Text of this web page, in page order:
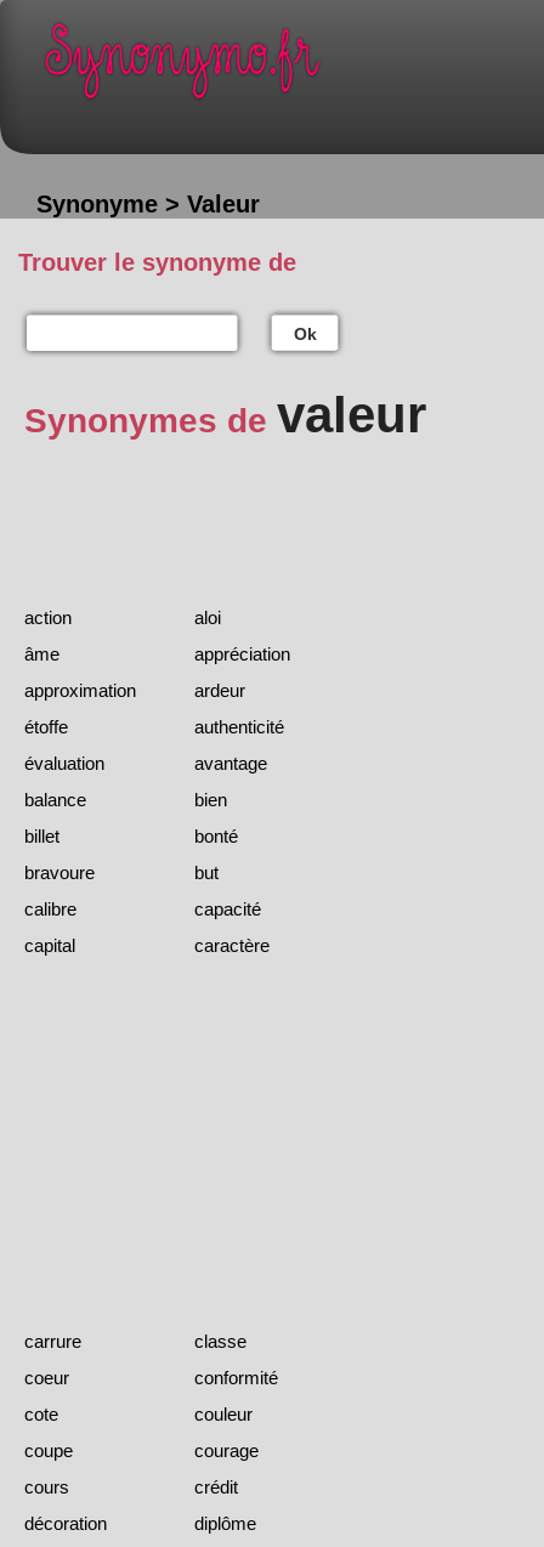
Synonyme > Valeur
Trouver le synonyme de
Ok
Synonymes de valeur
action
aloi
âme
appréciation
approximation
ardeur
étoffe
authenticité
évaluation
avantage
balance
bien
billet
bonté
bravoure
but
calibre
capacité
capital
caractère
carrure
classe
coeur
conformité
cote
couleur
coupe
courage
cours
crédit
décoration
diplôme